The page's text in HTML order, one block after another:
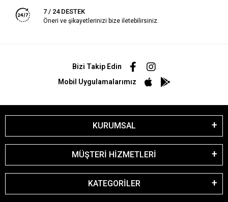
7 / 24 DESTEK
Öneri ve şikayetlerinizi bize iletebilirsiniz.
Bizi Takip Edin
Mobil Uygulamalarımız
KURUMSAL
MÜŞTERİ HİZMETLERİ
KATEGORİLER